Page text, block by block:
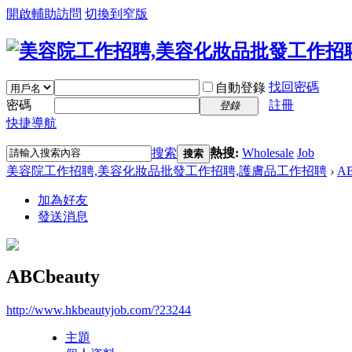
開啟輔助訪問 切換到窄版
自動登錄 找回密碼
密碼
登錄
註冊
快捷導航
搜索 搜索 熱搜: Wholesale Job
美容院工作招聘,美容化妝品批發工作招聘,護膚品工作招聘 ›
加為好友
發送消息
ABCbeauty
http://www.hkbeautyjob.com/?23244
主題